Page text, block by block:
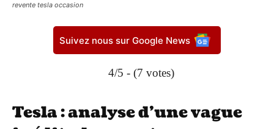
revente tesla occasion
Suivez nous sur Google News
4/5 - (7 votes)
Tesla : analyse d’une vague